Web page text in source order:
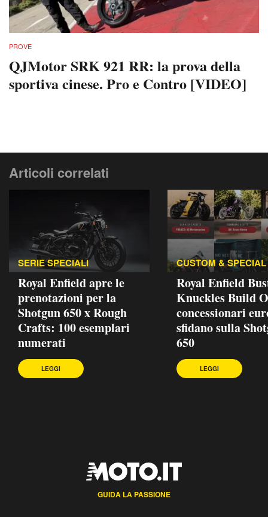
PROVE
QJMotor SRK 921 RR: la prova della
sportiva cinese. Pro e Contro [VIDEO]
Articoli correlati
SERIE SPECIALI
Royal Enfield apre le
prenotazioni per la
Shotgun 650 x Rough
Crafts: 100 esemplari
numerati
LEGGI
CUSTOM & SPECIAL
Royal Enfield
Knuckles Build
concessionari
sfidano sulla
650
LEGGI
GUIDA LA PASSIONE